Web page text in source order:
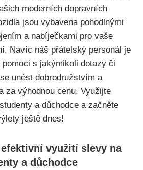
moderních dopravních
jsou‌ vybavena pohodlnými
‌a nabíječkami pro vaše
Navíc náš přátelský personál je
s jakýmikoli dotazy či‍
unést dobrodružstvím a
​za výhodnou cenu. Využijte
a‍ důchodce​ a⁢ začněte
ještě dnes!
využití slevy ​na
a důchodce